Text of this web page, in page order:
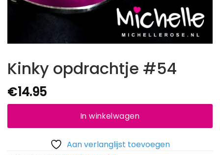
Kinky opdrachtje #54
€14.95
In winkelwagen
Aan verlanglijst toevoegen